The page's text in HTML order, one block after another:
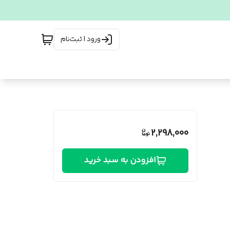
ورود | ثبت‌نام
2,298,000
افزودن به سبد خرید